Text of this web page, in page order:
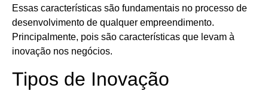
Essas características são fundamentais no processo de
desenvolvimento de qualquer empreendimento.
Principalmente, pois são características que levam à
inovação nos negócios.
Tipos de Inovação